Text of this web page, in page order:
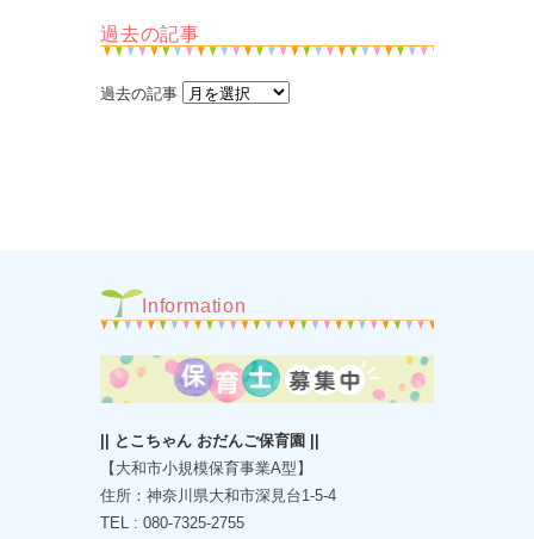
過去の記事
過去の記事
Information
|| とこちゃん おだんご保育園 ||
【大和市小規模保育事業A型】
住所：神奈川県大和市深見台1-5-4
TEL : 080-7325-2755